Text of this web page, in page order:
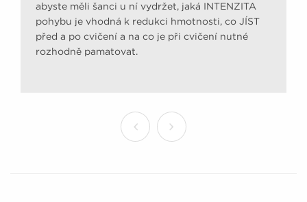
abyste měli šanci u ní vydržet, jaká INTENZITA
pohybu je vhodná k redukci hmotnosti, co JÍST
před a po cvičení a na co je při cvičení nutné
rozhodně pamatovat.